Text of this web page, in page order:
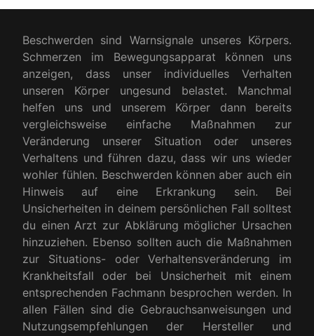
Beschwerden sind Warnsignale unseres Körpers.
Schmerzen im Bewegungsapparat können uns
anzeigen, dass unser individuelles Verhalten
unseren Körper ungesund belastet. Manchmal
helfen uns und unserem Körper dann bereits
vergleichsweise einfache Maßnahmen zur
Veränderung unserer Situation oder unseres
Verhaltens und führen dazu, dass wir uns wieder
wohler fühlen. Beschwerden können aber auch ein
Hinweis auf eine Erkrankung sein. Bei
Unsicherheiten in deinem persönlichen Fall solltest
du einen Arzt zur Abklärung möglicher Ursachen
hinzuziehen. Ebenso sollten auch die Maßnahmen
zur Situations- oder Verhaltensveränderung im
Krankheitsfall oder bei Unsicherheit mit einem
entsprechenden Fachmann besprochen werden. In
allen Fällen sind die Gebrauchsanweisungen und
Nutzungsempfehlungen der Hersteller und